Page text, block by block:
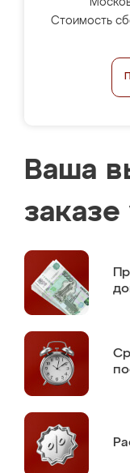
Стоимость
Ваша
заказе